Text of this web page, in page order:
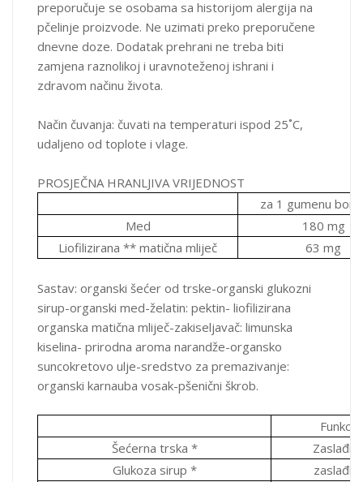
Pectin (E 440 (i)
Sredstvo za
Zamrznuta -osušena matična mliječ *
Limunska kiselina (E 330)
Prirodna aroma naranče
Carnauba vosak * (E 903)
Omotač
škrob
pravilima kojima se uređuje ekološki uzgoj EU/nije iz EU
Pakovanje: 60 bombona; Neto težina: 132 g
1, Avenija 9, ulica, 06511 Carros Francuska
Uvoznik i distributer: MEDIMPEX d.o.o. Sarajevo, Igmanska 38,
71320 Vogošća
preporučuje se osobama sa historijom alergija na
pčelinje proizvode. Ne uzimati preko preporučene
dnevne doze. Dodatak prehrani ne treba biti
zamjena raznolikoj i uravnoteženoj ishrani i
zdravom načinu života.
Način čuvanja: čuvati na temperaturi ispod 25˚C,
udaljeno od toplote i vlage.
PROSJEČNA HRANLJIVA VRIJEDNOST
za 1 gumenu
Med
180 mg
Liofilizirana ** matična mliječ
63 mg
Sastav: organski šećer od trske-organski glukozni
sirup-organski med-želatin: pektin- liofilizirana
organska matična mliječ-zakiseljavač: limunska
kiselina- prirodna aroma narandže-organsko
suncokretovo ulje-sredstvo za premazivanje:
organski karnauba vosak-pšenični škrob.
Funkcija
Šećerna trska *
Glukoza sirup *